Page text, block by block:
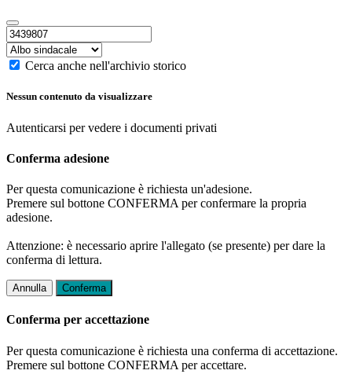
Cerca anche nell'archivio storico
Nessun contenuto da visualizzare
Autenticarsi per vedere i documenti privati
Conferma adesione
Per questa comunicazione è richiesta un'adesione.
Premere sul bottone CONFERMA per confermare la propria
adesione.
Attenzione: è necessario aprire l'allegato (se presente) per dare la
conferma di lettura.
Annulla Conferma
Conferma per accettazione
Per questa comunicazione è richiesta una conferma di accettazione.
Premere sul bottone CONFERMA per accettare.